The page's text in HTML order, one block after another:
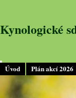
Úvod Plán akcí 2026
Kynologické